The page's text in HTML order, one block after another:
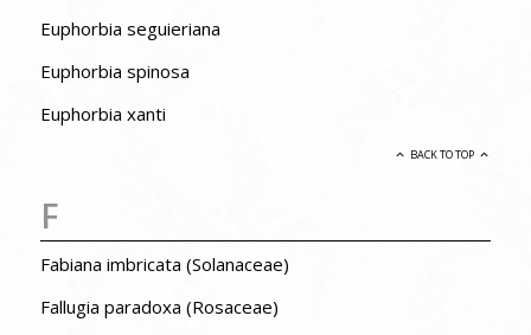
Euphorbia seguieriana
Euphorbia spinosa
Euphorbia xanti
BACK TO TOP
F
Fabiana imbricata (Solanaceae)
Fallugia paradoxa (Rosaceae)